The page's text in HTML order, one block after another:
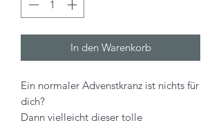
In den Warenkorb
Ein normaler Advenstkranz ist nichts für
dich?
Dann vielleicht dieser tolle